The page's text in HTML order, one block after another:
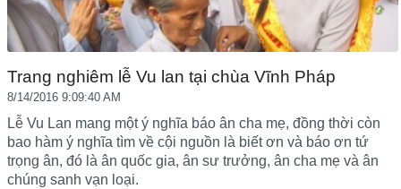
Trang nghiêm lễ Vu lan tại chùa Vĩnh Pháp
8/14/2016 9:09:40 AM
Lễ Vu Lan mang một ý nghĩa báo ân cha mẹ, đồng thời còn
bao hàm ý nghĩa tìm về cội nguồn là biết ơn và báo ơn tứ
trọng ân, đó là ân quốc gia, ân sư trưởng, ân cha mẹ và ân
chúng sanh vạn loại.